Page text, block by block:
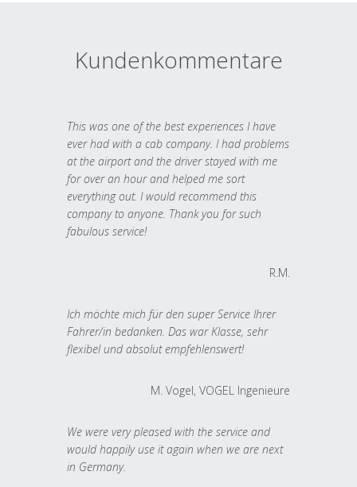
Kundenkommentare
This was one of the best experiences I have
ever had with a cab company. I had problems
at the airport and the driver stayed with me
for over an hour and helped me sort
everything out. I would recommend this
company to anyone. Thank you for such
fabulous service!
R.M.
Ich möchte mich für den super Service Ihrer
Fahrer/in bedanken. Das war Klasse, sehr
flexibel und absolut empfehlenswert!
M. Vogel, VOGEL Ingenieure
We were very pleased with the service and
would happily use it again when we are next
in Germany.